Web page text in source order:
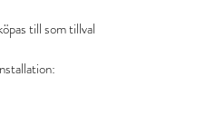
till som tillval